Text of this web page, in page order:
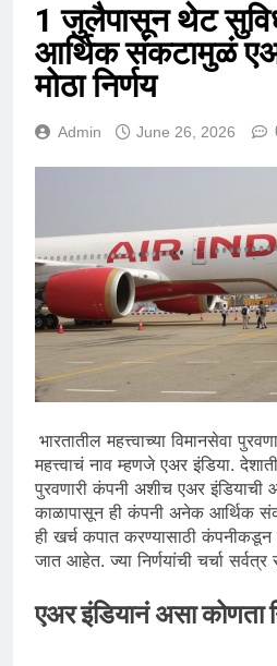
1 जुलैपासून थेट
आर्थिक संकटामुळं
मोठा निर्णय
Admin June 26, 2026
भारतातील महत्त्वाच्या विमानसेवा
महत्त्वाचं नाव म्हणजे एअर इंडिया.
पुरवणारी कंपनी अशीच एअर इंडियाची
काळापासून ही कंपनी अनेक आर्थिक
ही खर्च कपात करण्यासाठी कंपनीकडून
जात आहेत. ज्या निर्णयांची चर्चा
एअर इंडियानं असा कोणता